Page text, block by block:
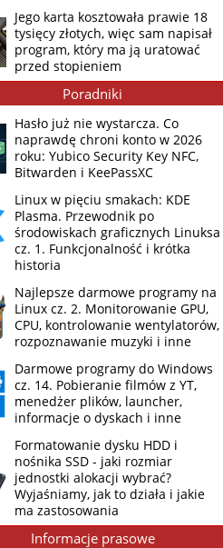
Jego karta kosztowała prawie 18
tysięcy złotych, więc sam napisał
program, który ma ją uratować
przed stopieniem
Poradniki
Hasło już nie wystarcza. Co
naprawdę chroni konto w 2026
roku: Yubico Security Key NFC,
Bitwarden i KeePassXC
Linux w pięciu smakach: KDE
Plasma. Przewodnik po
środowiskach graficznych Linuksa
cz. 1. Funkcjonalność i krótka
historia
Najlepsze darmowe programy na
Linux cz. 2. Monitorowanie GPU,
CPU, kontrolowanie wentylatorów,
rozpoznawanie muzyki i inne
Darmowe programy do Windows
cz. 14. Pobieranie filmów z YT,
menedżer plików, launcher,
informacje o dyskach i inne
Formatowanie dysku HDD i
nośnika SSD - jaki rozmiar
jednostki alokacji wybrać?
Wyjaśniamy, jak to działa i jakie
ma zastosowania
Informacje prasowe